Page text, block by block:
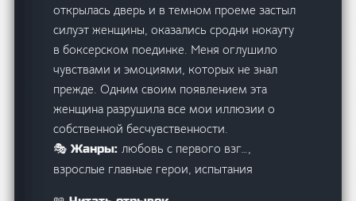
открылась дверь и в темном проеме застыл
силуэт женщины, оказались сродни нокауту
в боксерском поединке. Меня оглушило
чувствами и эмоциями, которых не знал
прежде. Одним своим появлением эта
женщина разрушила все мои иллюзии о
собственной бесчувственности.
🎭 Жанры:любовь с первого взг…,
взрослые главные герои, испытания